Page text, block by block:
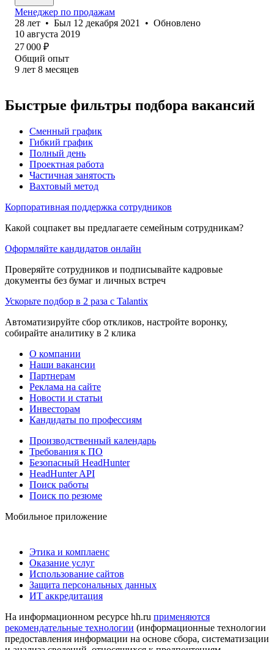
Менеджер по продажам
28 лет • Был 12 декабря 2021 • Обновлено
10 августа 2019
27 000 ₽
Общий опыт
9 лет 8 месяцев
Быстрые фильтры подбора вакансий
Сменный график
Гибкий график
Полный день
Проектная работа
Частичная занятость
Вахтовый метод
Корпоративная поддержка сотрудников
Какой соцпакет вы предлагаете семейным сотрудникам?
Оформляйте кандидатов онлайн
Проверяйте сотрудников и подписывайте кадровые
документы без бумаг и личных встреч
Ускорьте подбор в 2 раза с Talantix
Автоматизируйте сбор откликов, настройте воронку,
собирайте аналитику в 2 клика
О компании
Наши вакансии
Партнерам
Реклама на сайте
Новости и статьи
Инвесторам
Кандидаты по профессиям
Производственный календарь
Требования к ПО
Безопасный HeadHunter
HeadHunter API
Поиск работы
Поиск по резюме
Мобильное приложение
Этика и комплаенс
Оказание услуг
Использование сайтов
Защита персональных данных
ИТ аккредитация
На информационном ресурсе hh.ru применяются
рекомендательные технологии (информационные технологии
предоставления информации на основе сбора, систематизации